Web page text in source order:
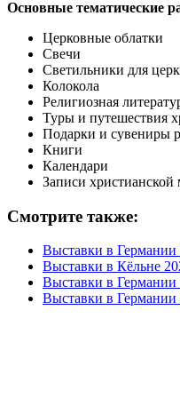
Основные тематические
Церковные облатки
Свечи
Светильники для
Колокола
Религиозная
Туры и путешествия
Подарки и сувениры
Книги
Календари
Записи
Смотрите также:
Выставки в Германии
Выставки в Кёльне
Выставки в Германии
Выставки в